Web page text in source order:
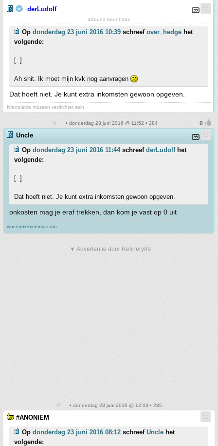
derLudolf
allround beunhaas
Op donderdag 23 juni 2016 10:39 schreef over_hedge het
volgende:
[..]
Ah shit. Ik moet mijn kvk nog aanvragen
Dat hoeft niet. Je kunt extra inkomsten gewoon opgeven.
Kranplätze müssen verdichtet sein
• donderdag 23 juni 2016 @ 11:52 • 284
Uncle
Op donderdag 23 juni 2016 11:44schreef derLudolfhet
volgende:
[..]
Dat hoeft niet. Je kunt extra inkomsten gewoon opgeven.
onkosten mag je eraf trekken, dan kom je vast op 0 uit
vincentriemersma.com
▼ Advertentie door Refinery89
• donderdag 23 juni 2016 @ 12:03 • 285
#ANONIEM
Op donderdag 23 juni 2016 08:12 schreef Uncle het
volgende: